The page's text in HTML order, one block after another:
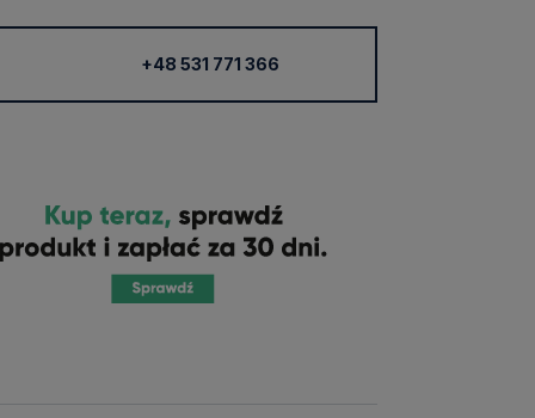
+48 531 771 366